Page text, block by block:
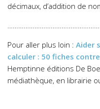
décimaux, d’addition de
Pour aller plus loin : Aider
calculer : 50 fiches
Hemptinne éditions De
médiathèque, en librairie